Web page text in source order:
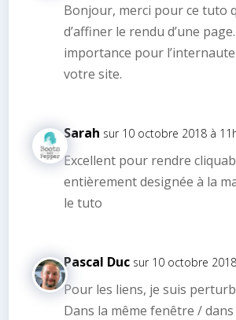
Bonjour, merci pour ce tuto
d’affiner le rendu d’une
importance pour
votre site.
Sarah sur 10 octobre 2018 à
Excellent pour rendre
entièrement designée à la
le tuto
Pascal Duc sur 10 octobre
Pour les liens, je suis
Dans la même fenêtre /